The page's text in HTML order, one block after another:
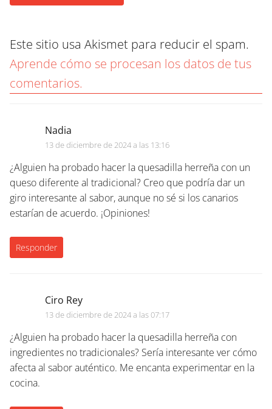
Nadia
13 de diciembre de 2024 a las 13:16
¿Alguien ha probado hacer la quesadilla herreña con un
queso diferente al tradicional? Creo que podría dar un
giro interesante al sabor, aunque no sé si los canarios
estarían de acuerdo. ¡Opiniones!
Responder
Ciro Rey
13 de diciembre de 2024 a las 07:17
¿Alguien ha probado hacer la quesadilla herreña con
ingredientes no tradicionales? Sería interesante ver cómo
afecta al sabor auténtico. Me encanta experimentar en la
cocina.
Este sitio usa Akismet para reducir el spam.
Aprende cómo se procesan los datos de tus
comentarios.